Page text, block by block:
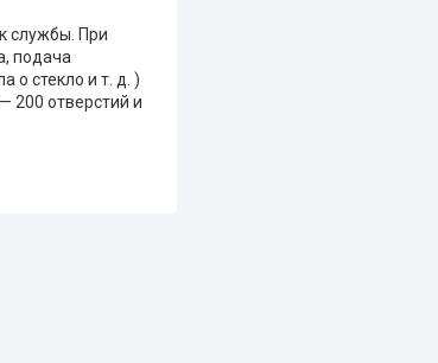
службы. При
подача
о стекло и т. д. )
200 отверстий и